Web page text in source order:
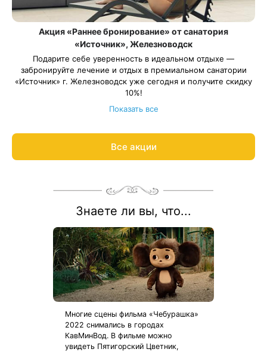
Акция «Раннее бронирование» от санатория
«Источник», Железноводск
Подарите себе уверенность в идеальном отдыхе —
забронируйте лечение и отдых в премиальном санатории
«Источник» г. Железноводск уже сегодня и получите скидку
10%!
Весь период проживания должен пройти в даты 11 января —
26 декабря 2027, кроме периода с 01 мая — 10 мая 2027.
Показать все
Все акции
Знаете ли вы, что...
Многие сцены фильма «Чебурашка»
2022 снимались в городах
КавМинВод. В фильме можно
увидеть Пятигорский Цветник,